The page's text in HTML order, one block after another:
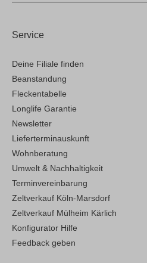
Service
Deine Filiale finden
Beanstandung
Fleckentabelle
Longlife Garantie
Newsletter
Lieferterminauskunft
Wohnberatung
Umwelt & Nachhaltigkeit
Terminvereinbarung
Zeltverkauf Köln-Marsdorf
Zeltverkauf Mülheim Kärlich
Konfigurator Hilfe
Feedback geben